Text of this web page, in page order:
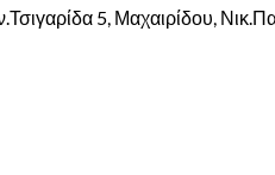
5, Μαχαιρίδου,